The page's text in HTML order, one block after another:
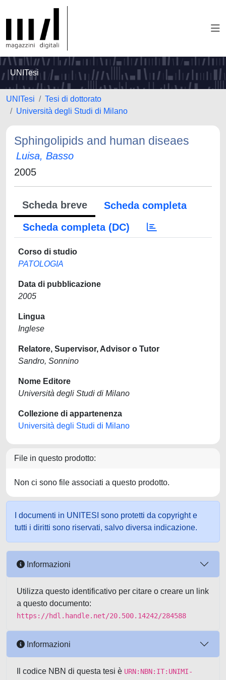
UNITesi
UNITesi
Tesi di dottorato
Università degli Studi di Milano
Sphingolipids and human diseaes
Luisa, Basso
2005
Scheda breve
Scheda completa
Scheda completa (DC)
Corso di studio
PATOLOGIA
Data di pubblicazione
2005
Lingua
Inglese
Relatore, Supervisor, Advisor o Tutor
Sandro, Sonnino
Nome Editore
Università degli Studi di Milano
Collezione di appartenenza
Università degli Studi di Milano
File in questo prodotto:
Non ci sono file associati a questo prodotto.
I documenti in UNITESI sono protetti da copyright e
tutti i diritti sono riservati, salvo diversa indicazione.
Informazioni
Utilizza questo identificativo per citare o creare un link
a questo documento:
https://hdl.handle.net/20.500.14242/284588
Informazioni
Il codice NBN di questa tesi è URN:NBN:IT:UNIMI-